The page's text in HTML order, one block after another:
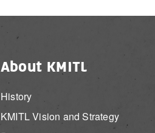
About KMITL
History
KMITL Vision and Strategy